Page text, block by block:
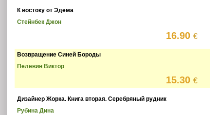
К востоку от Эдема
Стейнбек Джон
16.90€
Возвращение Синей Бороды
Пелевин Виктор
15.30€
Дизайнер Жорка. Книга вторая. Серебряный рудник
Рубина Дина